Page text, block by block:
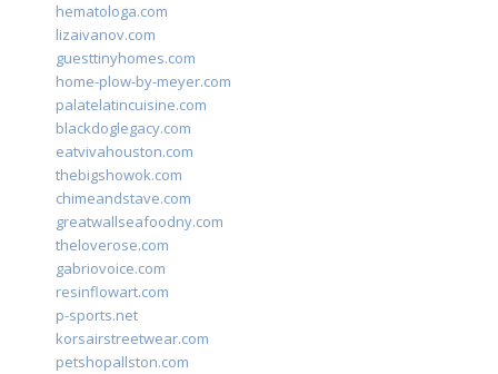
hematologa.com
lizaivanov.com
guesttinyhomes.com
home-plow-by-meyer.com
palatelatincuisine.com
blackdoglegacy.com
eatvivahouston.com
thebigshowok.com
chimeandstave.com
greatwallseafoodny.com
theloverose.com
gabriovoice.com
resinflowart.com
p-sports.net
korsairstreetwear.com
petshopallston.com